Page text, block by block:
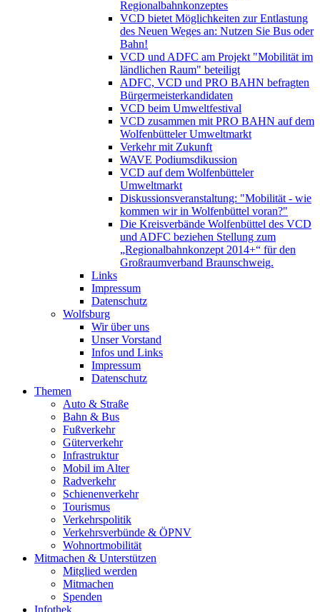
Regionalbahnkonzeptes
VCD bietet Möglichkeiten zur Entlastung
des Neuen Weges an: Nutzen Sie Bus oder
Bahn!
VCD und ADFC am Projekt "Mobilität im
ländlichen Raum" beteiligt
ADFC, VCD und PRO BAHN befragten
Bürgermeisterkandidaten
VCD beim Umweltfestival
VCD zusammen mit PRO BAHN auf dem
Wolfenbütteler Umweltmarkt
Verkehr mit Zukunft
WAVE Podiumsdikussion
VCD auf dem Wolfenbütteler
Umweltmarkt
Diskussionsveranstaltung: "Mobilität - wie
kommen wir in Wolfenbüttel voran?"
Die Kreisverbände Wolfenbüttel des VCD
und ADFC beziehen Stellung zum
„Regionalbahnkonzept 2014+“ für den
Großraumverband Braunschweig.
Links
Impressum
Datenschutz
Wolfsburg
Wir über uns
Unser Vorstand
Infos und Links
Impressum
Datenschutz
Themen
Auto & Straße
Bahn & Bus
Fußverkehr
Güterverkehr
Infrastruktur
Mobil im Alter
Radverkehr
Schienenverkehr
Tourismus
Verkehrspolitik
Verkehrsverbünde & ÖPNV
Wohnortmobilität
Mitmachen & Unterstützen
Mitglied werden
Mitmachen
Spenden
Infothek